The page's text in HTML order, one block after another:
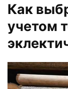
Как
учетом